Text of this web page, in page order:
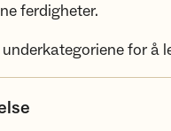
ferdigheter.
for å